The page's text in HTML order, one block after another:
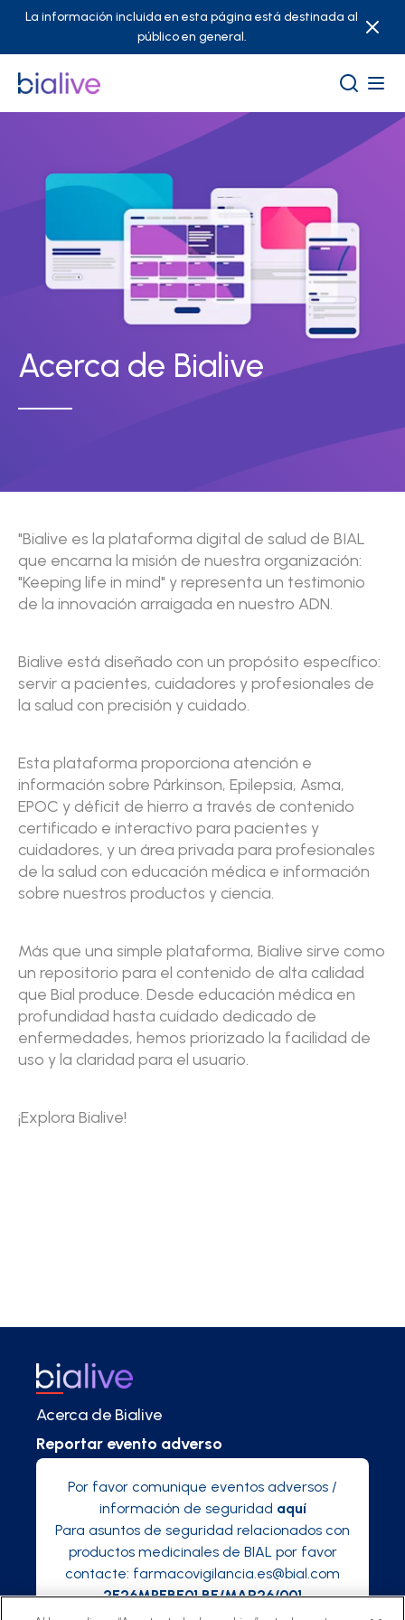
La información incluida en esta página está destinada al
público en general.
Acerca de Bialive
"Bialive es la plataforma digital de salud de BIAL
que encarna la misión de nuestra organización:
"Keeping life in mind" y representa un testimonio
de la innovación arraigada en nuestro ADN.
Bialive está diseñado con un propósito específico:
servir a pacientes, cuidadores y profesionales de
la salud con precisión y cuidado.
Esta plataforma proporciona atención e
información sobre Párkinson, Epilepsia, Asma,
EPOC y déficit de hierro a través de contenido
certificado e interactivo para pacientes y
cuidadores, y un área privada para profesionales
de la salud con educación médica e información
sobre nuestros productos y ciencia.
Más que una simple plataforma, Bialive sirve como
un repositorio para el contenido de alta calidad
que Bial produce. Desde educación médica en
profundidad hasta cuidado dedicado de
enfermedades, hemos priorizado la facilidad de
uso y la claridad para el usuario.
¡Explora Bialive!
Acerca de Bialive
Reportar evento adverso
Por favor comunique eventos adversos /
información de seguridad aquí
Para asuntos de seguridad relacionados con
productos medicinales de BIAL por favor
contacte: farmacovigilancia.es@bial.com
2E26MPEBE01 BE/MAR26/001